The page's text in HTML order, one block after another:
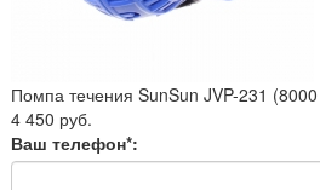
Помпа течения SunSun JVP-231
4 450 руб.
Ваш телефон*: